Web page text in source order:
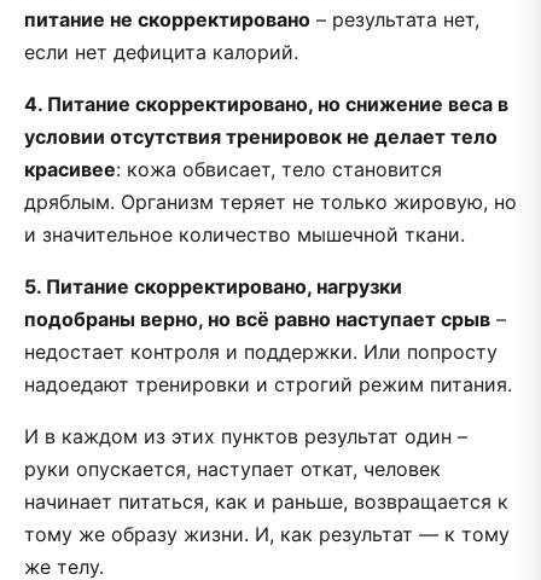
питание не скорректировано – результата нет,
если нет дефицита калорий.
4. Питание скорректировано, но снижение веса в
условии отсутствия тренировок не делает тело
красивее: кожа обвисает, тело становится
дряблым. Организм теряет не только жировую, но
и значительное количество мышечной ткани.
5. Питание скорректировано, нагрузки
подобраны верно, но всё равно наступает срыв –
недостает контроля и поддержки. Или попросту
надоедают тренировки и строгий режим питания.
И в каждом из этих пунктов результат один –
руки опускается, наступает откат, человек
начинает питаться, как и раньше, возвращается к
тому же образу жизни. И, как результат — к тому
же телу.